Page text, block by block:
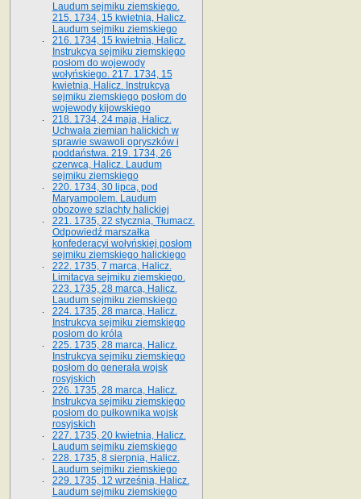
Laudum sejmiku ziemskiego.
215. 1734, 15 kwietnia, Halicz.
Laudum sejmiku ziemskiego
216. 1734, 15 kwietnia, Halicz.
Instrukcya sejmiku ziemskiego
posłom do wojewody
wołyńskiego. 217. 1734, 15
kwietnia, Halicz. Instrukcya
sejmiku ziemskiego posłom do
wojewody kijowskiego
218. 1734, 24 maja, Halicz.
Uchwała ziemian halickich w
sprawie swawoli opryszków i
poddaństwa. 219. 1734, 26
czerwca, Halicz. Laudum
sejmiku ziemskiego
220. 1734, 30 lipca, pod
Maryampolem. Laudum
obozowe szlachty halickiej
221. 1735, 22 stycznia, Tłumacz.
Odpowiedź marszałka
konfederacyi wołyńskiej posłom
sejmiku ziemskiego halickiego
222. 1735, 7 marca, Halicz.
Limitacya sejmiku ziemskiego.
223. 1735, 28 marca, Halicz.
Laudum sejmiku ziemskiego
224. 1735, 28 marca, Halicz.
Instrukcya sejmiku ziemskiego
posłom do króla
225. 1735, 28 marca, Halicz.
Instrukcya sejmiku ziemskiego
posłom do generała wojsk
rosyjskich
226. 1735, 28 marca, Halicz.
Instrukcya sejmiku ziemskiego
posłom do pułkownika wojsk
rosyjskich
227. 1735, 20 kwietnia, Halicz.
Laudum sejmiku ziemskiego
228. 1735, 8 sierpnia, Halicz.
Laudum sejmiku ziemskiego
229. 1735, 12 września, Halicz.
Laudum sejmiku ziemskiego